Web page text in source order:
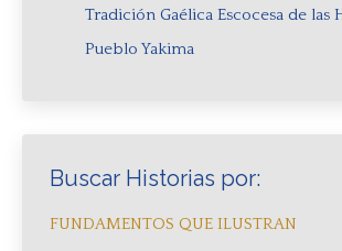
Tradición Gaélica Escocesa de las
Pueblo Yakima
Buscar Historias por:
FUNDAMENTOS QUE ILUSTRAN